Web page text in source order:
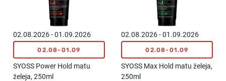
02.08.2026 - 01.09.2026
02.08-01.09
SYOSS Power Hold matu
želeja, 250ml
02.08.2026 - 01.09.2026
02.08-01.09
SYOSS Max Hold matu želeja,
250ml